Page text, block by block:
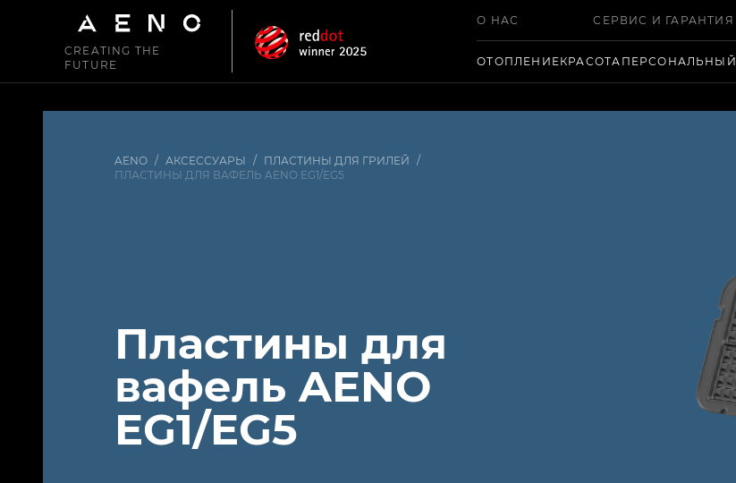
CREATING THE
FUTURE
О НАС СЕРВИС И ГАРАНТИЯ
ОТОПЛЕНИЕКРАСОТА
AENO / АКСЕССУАРЫ / ПЛАСТИНЫ ДЛЯ ГРИЛЕЙ /
ПЛАСТИНЫ ДЛЯ ВАФЕЛЬ AENO EG1/EG5
Пластины для
вафель AENO
EG1/EG5